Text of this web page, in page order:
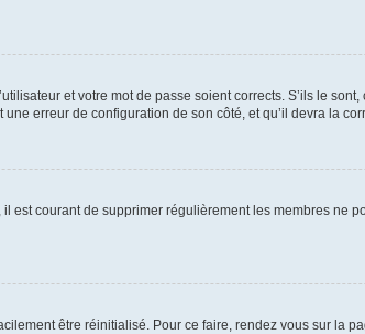
et votre mot de passe soient corrects. S’ils le
erreur de configuration de son côté, et qu’il devra la
est courant de supprimer régulièrement les membres
être réinitialisé. Pour ce faire, rendez vous sur la